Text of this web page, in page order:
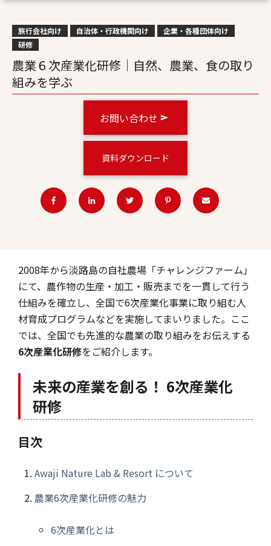
旅行会社向け 自治体・行政機関向け
企業・各種団体向け
研修
農業６次産業化研修｜自然、農業、食の取り
組みを学ぶ
お問い合わせ
資料ダウンロード
2008年から淡路島の自社農場「チャレンジファーム」
にて、農作物の生産・加工・販売までを一貫して行う
仕組みを確立し、全国で6次産業化事業に取り組む人
材育成プログラムなどを実施してまいりました。ここ
では、全国でも先進的な農業の取り組みをお伝えする
6次産業化研修をご紹介します。
未来の産業を創る！ 6次産業化
研修
目次
Awaji Nature Lab & Resort について
農業6次産業化研修の魅力
6次産業化とは